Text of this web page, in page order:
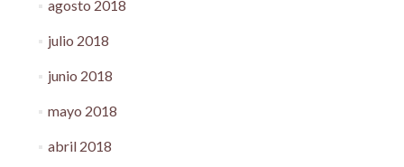
agosto 2018
julio 2018
junio 2018
mayo 2018
abril 2018